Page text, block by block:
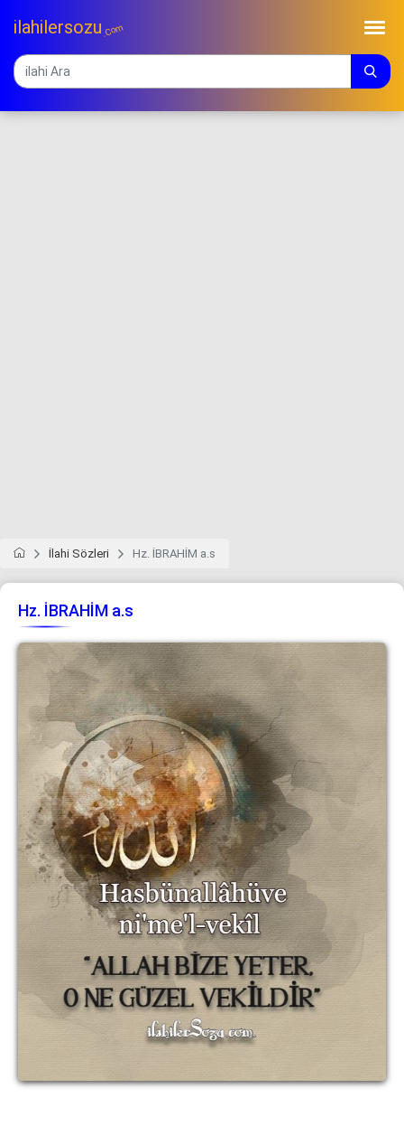
ilahilersozu.Com
İlahi Sözleri Hz. İBRAHİM a.s
Hz. İBRAHİM a.s